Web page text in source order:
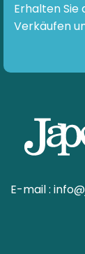
der
Produktseite
Erhalten
Verkäufen
E-mail :